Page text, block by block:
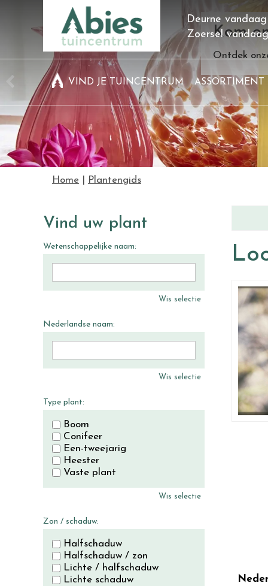
Kom
Ontdek
Home Plantengids
Deurne
Zoersel
VIND JE TUINCENTRUM ASSORTIMENT
Vind uw plant
Wetenschappelijke naam:
Wis selectie
Nederlandse naam:
Wis selectie
Type plant:
Boom
Conifeer
Een-tweejarig
Heester
Vaste plant
Wis selectie
Zon / schaduw:
Halfschaduw
Halfschaduw / zon
Lichte / halfschaduw
Lichte schaduw